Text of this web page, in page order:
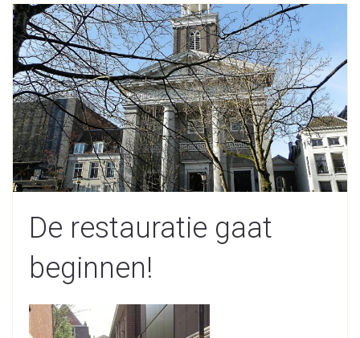
De restauratie gaat
beginnen!